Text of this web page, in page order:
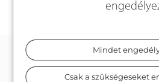
Mindet
Csak a szükségeseket